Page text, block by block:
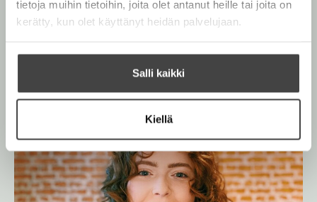
tietoja muihin tietoihin, joita olet antanut heille tai joita on
kerätty, kun olet käyttänyt heidän palvelujaan.
Salli kaikki
Kiellä
e
m
a